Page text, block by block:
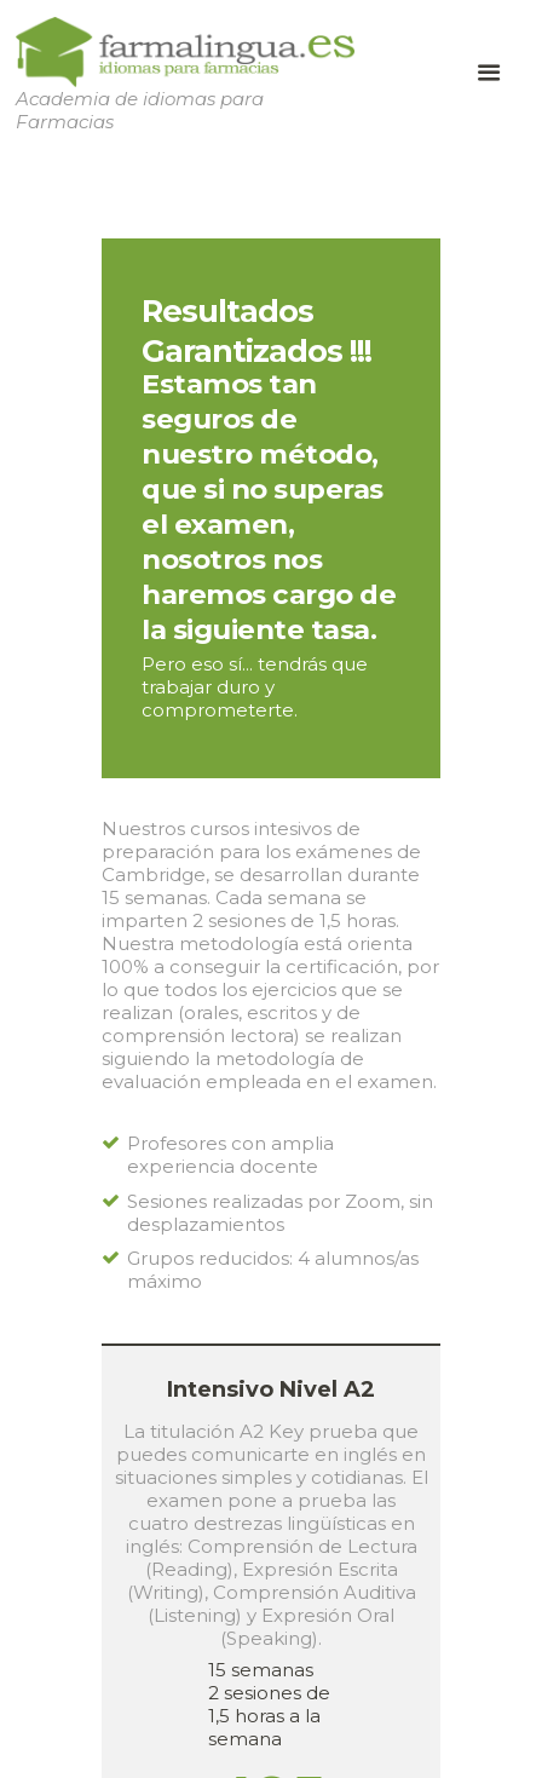
Academia de idiomas para
Farmacias
Resultados
Garantizados !!!
Estamos tan
seguros de
nuestro método,
que si no superas
el examen,
nosotros nos
haremos cargo de
la siguiente tasa.
Pero eso sí... tendrás que
trabajar duro y
comprometerte.
Nuestros cursos intesivos de
preparación para los exámenes de
Cambridge, se desarrollan durante
15 semanas. Cada semana se
imparten 2 sesiones de 1,5 horas.
Nuestra metodología está orienta
100% a conseguir la certificación, por
lo que todos los ejercicios que se
realizan (orales, escritos y de
comprensión lectora) se realizan
siguiendo la metodología de
evaluación empleada en el examen.
Profesores con amplia
experiencia docente
Sesiones realizadas por Zoom, sin
desplazamientos
Grupos reducidos: 4 alumnos/as
máximo
Intensivo Nivel A2
La titulación A2 Key prueba que
puedes comunicarte en inglés en
situaciones simples y cotidianas. El
examen pone a prueba las
cuatro destrezas lingüísticas en
inglés: Comprensión de Lectura
(Reading), Expresión Escrita
(Writing), Comprensión Auditiva
(Listening) y Expresión Oral
(Speaking).
15 semanas
2 sesiones de
1,5 horas a la
semana